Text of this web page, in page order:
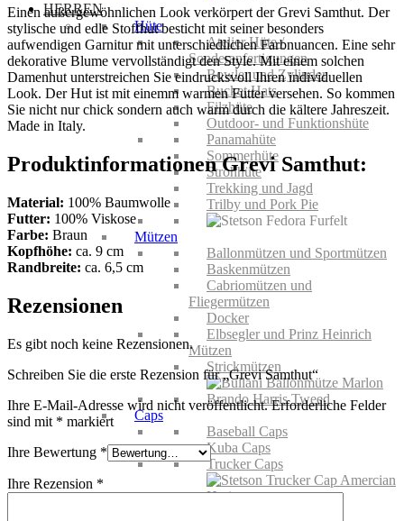
HERREN
Hüte
Atelier Hüte /
Sonderanfertigungen
Bowler und Zylinder
Bucket Hats
Filzhüte
Outdoor- und Funktionshüte
Panamahüte
Sommerhüte
Strohhüte
Trekking und Jagd
Trilby und Pork Pie
Mützen
Ballonmützen und Sportmützen
Baskenmützen
Cabriomützen und
Fliegermützen
Docker
Elbsegler und Prinz Heinrich
Mützen
Strickmützen
Caps
Baseball Caps
Kuba Caps
Trucker Caps
Einen außergewöhnlichen Look verkörpert der Grevi Samthut. Der
stylische und edle Stoffhut besticht mit seiner besonders
aufwendigen Garnitur mit unterschiedlichen Farbnuancen. Eine sehr
dekorative Blume vervollständigt den Style. Mit einem solchen
Damenhut unterstreichen Sie eindrucksvoll Ihren individuellen
Look. Der Hut ist mit einemm warmen Futter versehen. So kommen
Sie nicht nur chick sondern auch warm durch die kältere Jahreszeit.
Made in Italy.
Produktinformationen Grevi Samthut:
Material: 100% Baumwolle
Futter: 100% Viskose
Farbe: Braun
Kopfhöhe: ca. 9 cm
Randbreite: ca. 6,5 cm
Rezensionen
Es gibt noch keine Rezensionen.
Schreiben Sie die erste Rezension für „Grevi Samthut“
Ihre E-Mail-Adresse wird nicht veröffentlicht. Erforderliche Felder
sind mit * markiert
Ihre Bewertung *
Ihre Rezension *